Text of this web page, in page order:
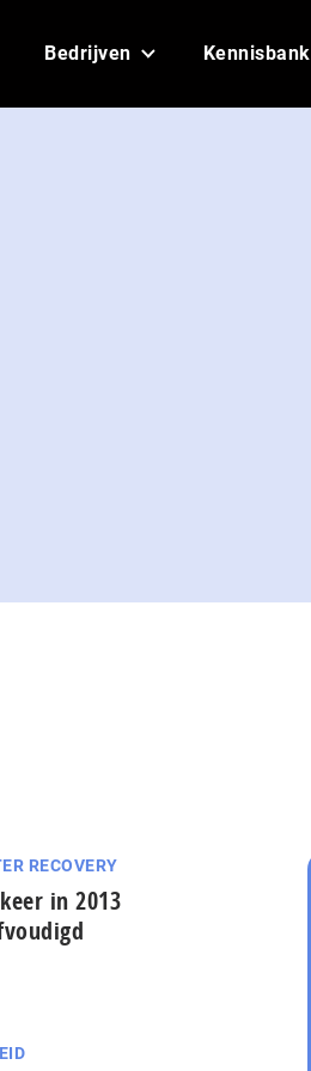
Bedrijven Kennisbank
RECOVERY
in 2013